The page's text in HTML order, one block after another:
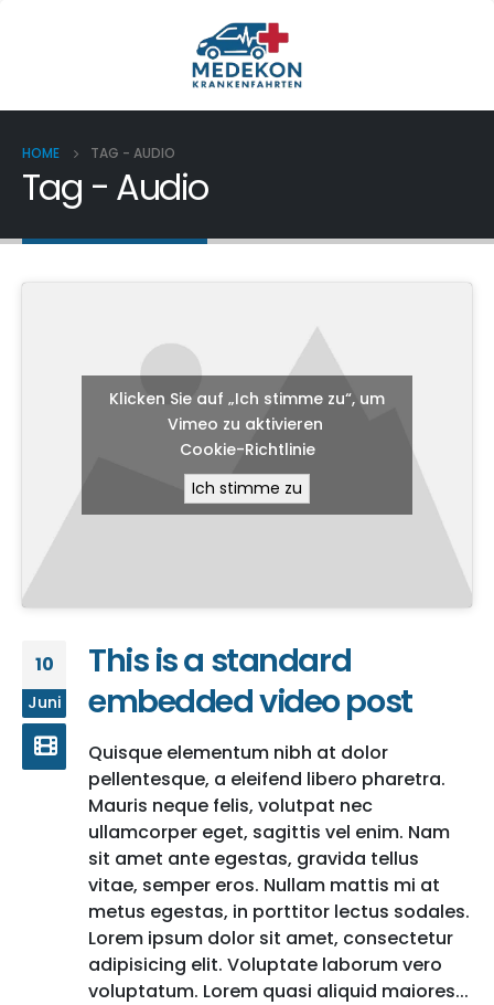
HOME TAG - AUDIO
Tag - Audio
Klicken Sie auf „Ich stimme zu“, um
Vimeo zu aktivieren
Cookie-Richtlinie
Ich stimme zu
10
Juni
This is a standard
embedded video post
Quisque elementum nibh at dolor
pellentesque, a eleifend libero pharetra.
Mauris neque felis, volutpat nec
ullamcorper eget, sagittis vel enim. Nam
sit amet ante egestas, gravida tellus
vitae, semper eros. Nullam mattis mi at
metus egestas, in porttitor lectus sodales.
Lorem ipsum dolor sit amet, consectetur
adipisicing elit. Voluptate laborum vero
voluptatum. Lorem quasi aliquid maiores...